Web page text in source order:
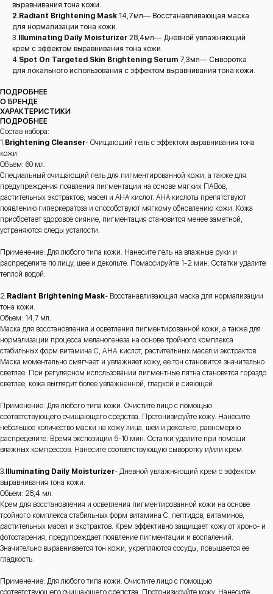
выравнивания тона кожи.
2.Radiant Brightening Mask 14,7мл— Восстанавливающая маска
для нормализации тона кожи.
3. Illuminating Daily Moisturizer 28,4мл— Дневной увлажняющий
крем с эффектом выравнивания тона кожи.
4.Spot On Targeted Skin Brightening Serum 7,3мл— Сыворотка
для локального использования с эффектом выравнивания тона кожи.
ПОДРОБНЕЕ
О БРЕНДЕ
ХАРАКТЕРИСТИКИ
ПОДРОБНЕЕ
Состав набора:
1. Brightening Cleanser- Очищающий гель с эффектом выравнивания тона
кожи.
Объем: 60 мл.
Специальный очищающий гель для пигментированной кожи, а также для
предупреждения появления пигментации на основе мягких ПАВов,
растительных экстрактов, масел и AHA кислот. AHA кислоты препятствуют
появлению гиперкератоза и способствуют мягкому обновлению кожи. Кожа
приобретает здоровое сияние, пигментация становится менее заметной,
устраняются следы усталости.
Применение: Для любого типа кожи. Нанесите гель на влажные руки и
распределите по лицу, шее и декольте. Помассируйте 1-2 мин. Остатки удалите
теплой водой.
2. Radiant Brightening Mask- Восстанавливающая маска для нормализации
тона кожи.
Обьем: 14,7 мл.
Маска для восстановления и осветления пигментированной кожи, а также для
нормализации процесса меланогенеза на основе тройного комплекса
стабильных форм витамина С, АНА кислот, растительных масел и экстрактов.
Маска моментально смягчает и увлажняет кожу, ее тон становится значительно
светлее. При регулярном использовании пигментные пятна становятся гораздо
светлее, кожа выглядит более увлажненной, гладкой и сияющей.
Применение: Для любого типа кожи. Очистите лицо с помощью
соответствующего очищающего средства. Протонизируйте кожу. Нанесите
небольшое количество маски на кожу лица, шеи и декольте, равномерно
распределите. Время экспозиции 5-10 мин. Остатки удалите при помощи
влажных компрессов. Нанесите соответствующую сыворотку и/или крем.
3. Illuminating Daily Moisturizer- Дневной увлажняющий крем с эффектом
выравнивания тона кожи.
Обьем: 28,4 мл.
Крем для восстановления и осветления пигментированной кожи на основе
тройного комплекса стабильных форм витамина С, пептидов, витаминов,
растительных масел и экстрактов. Крем эффективно защищает кожу от хроно- и
фотостарения, предупреждает появление пигментации и воспалений.
Значительно выравнивается тон кожи, укрепляются сосуды, повышается ее
гладкость.
Применение: Для любого типа кожи. Очистите лицо с помощью